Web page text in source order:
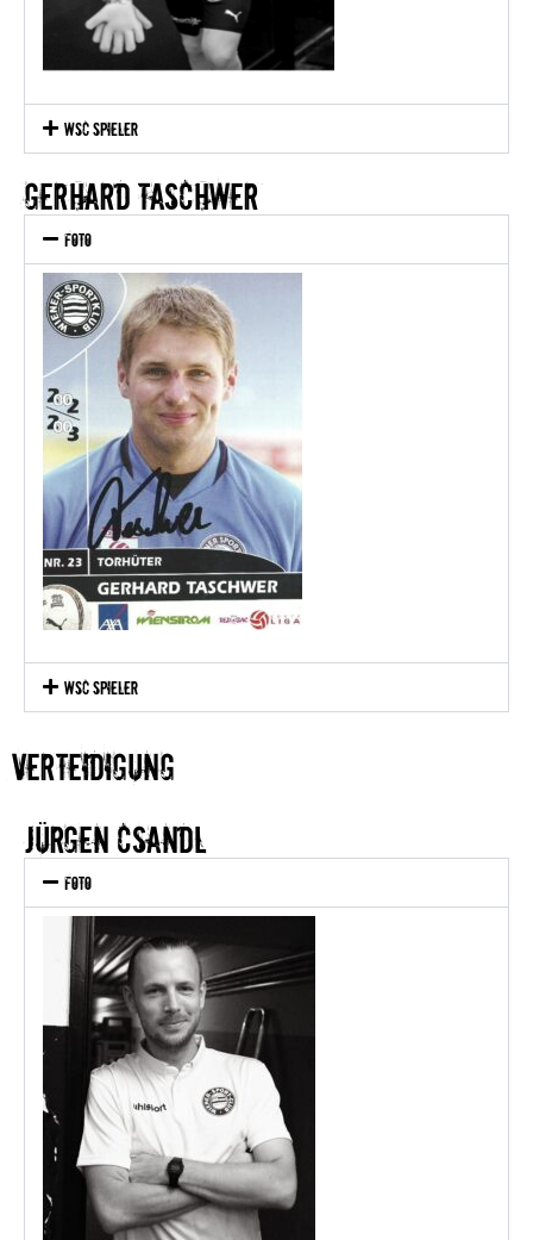
WSC Spieler
GERHARD TASCHWER
Foto
WSC Spieler
Verteidigung
Jürgen Csandl
Foto